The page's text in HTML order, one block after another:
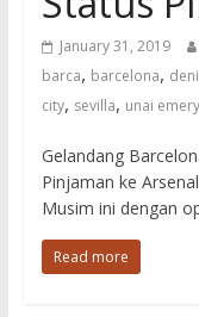
January 31, 2019
barca, barcelona,
city, sevilla, unai emery
Gelandang
Pinjaman ke
Musim ini dengan
Read more